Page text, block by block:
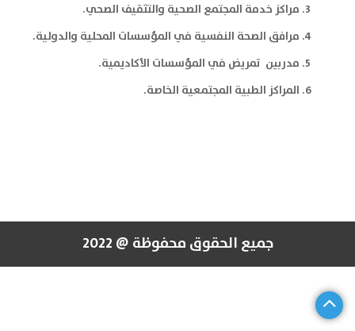
مراكز خدمة المجتمع الصحية والتثقيف الصحي.
مرافق الصحة النفسية في المؤسسات المحلية والدولية.
مدربين تمريض في المؤسسات الأكاديمية.
المراكز الطبية المجتمعية الخاصة.
جميع الحقوق محفوظة @ 2022